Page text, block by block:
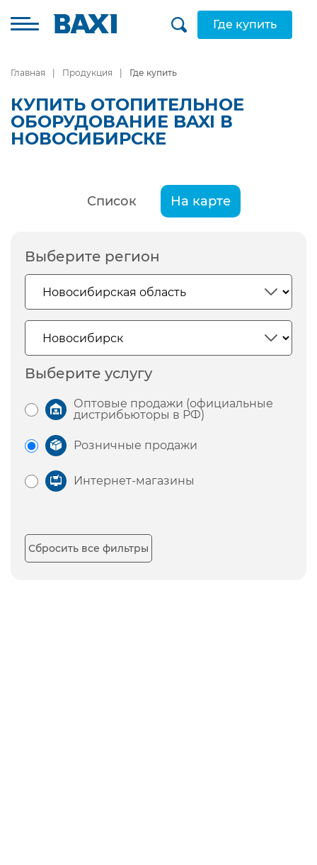
Где купить
Главная Продукция Где купить
КУПИТЬ ОТОПИТЕЛЬНОЕ
ОБОРУДОВАНИЕ BAXI В
НОВОСИБИРСКЕ
Список На карте
Выберите регион
Выберите услугу
Оптовые продажи (официальные
дистрибьюторы в РФ)
Розничные продажи
Интернет-магазины
Сбросить все фильтры